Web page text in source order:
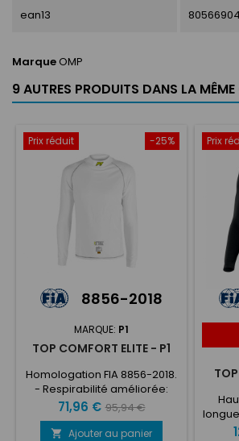
ean13
MarqueOMP
9 AUTRES PRODUITS DANS LA
-25%
Prix réduit
8856-2018
MARQUE: P1
TOP COMFORT ELITE - P1
Homologation FIA 8856-2018.
- Respirabilité améliorée:
+26% par rapport à la
gamme modacrylique. - La
construction du collier a été
Prix
71,96 € Prix
95,94 €
 Ajouter au panier
Prix